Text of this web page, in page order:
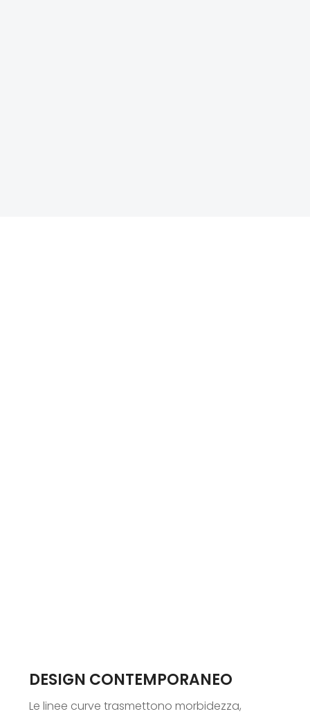
DESIGN CONTEMPORANEO
Le linee curve trasmettono morbidezza,